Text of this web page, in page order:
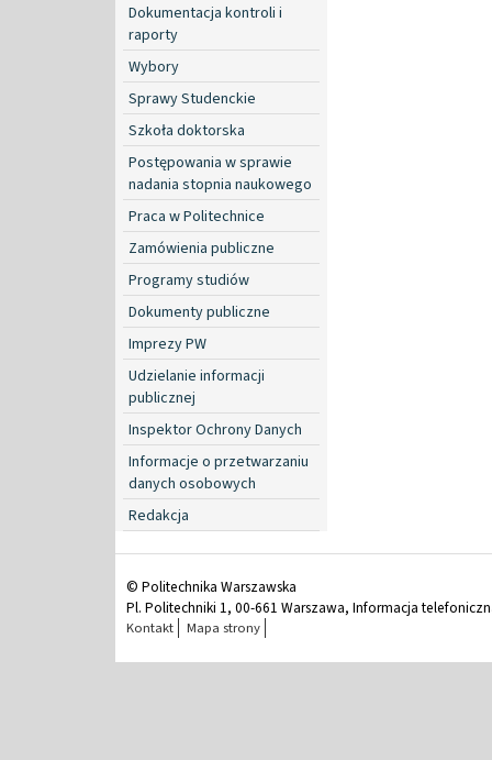
Dokumentacja kontroli i
raporty
Wybory
Sprawy Studenckie
Szkoła doktorska
Postępowania w sprawie
nadania stopnia naukowego
Praca w Politechnice
Zamówienia publiczne
Programy studiów
Dokumenty publiczne
Imprezy PW
Udzielanie informacji
publicznej
Inspektor Ochrony Danych
Informacje o przetwarzaniu
danych osobowych
Redakcja
© Politechnika Warszawska
Pl. Politechniki 1, 00-661 Warszawa, Informacja
Kontakt Mapa strony